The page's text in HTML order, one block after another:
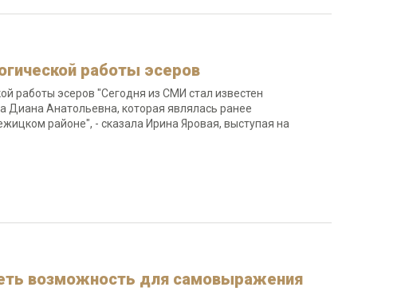
работы эсеров
работы эсеров "Сегодня из СМИ стал известен
Анатольевна, которая являлась ранее
районе", - сказала Ирина Яровая, выступая на
возможность для самовыражения